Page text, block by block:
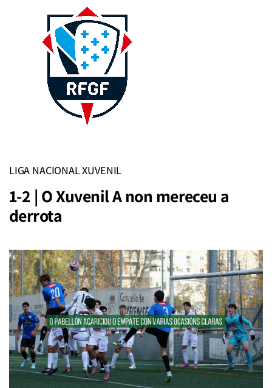
LIGA NACIONAL XUVENIL
1-2 | O Xuvenil A non mereceu a
derrota